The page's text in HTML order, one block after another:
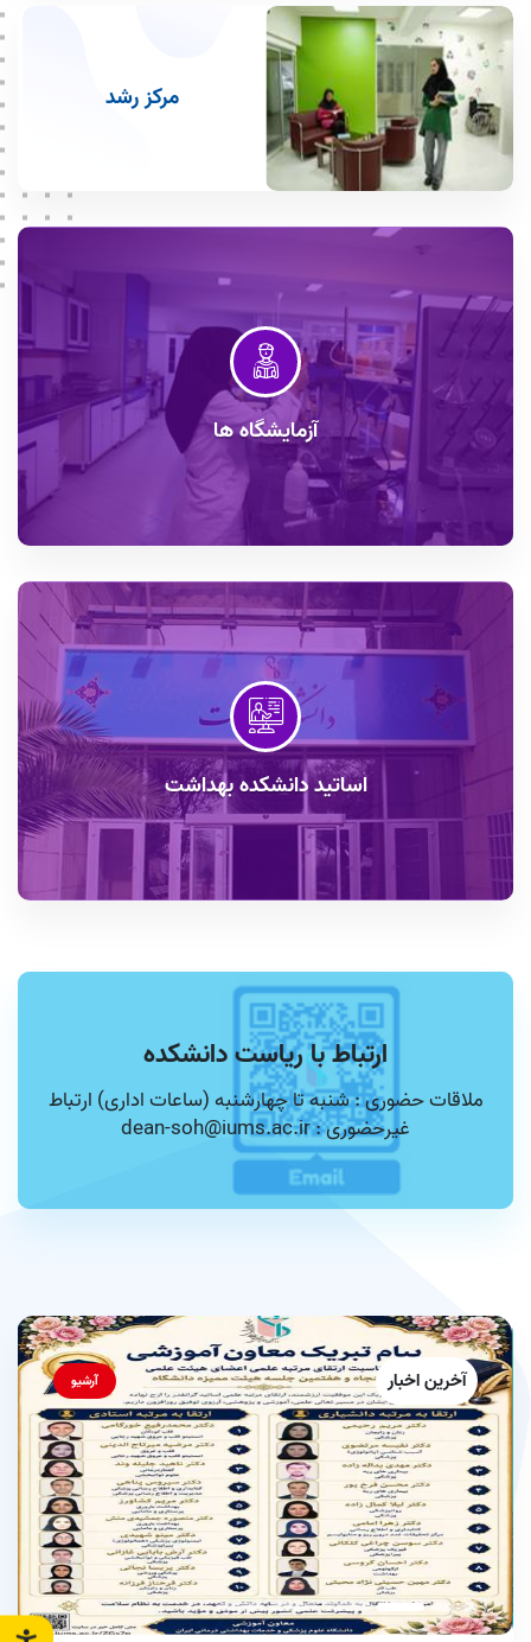
مرکز رشد
آزمایشگاه ها
اساتید دانشکده بهداشت
ارتباط با ریاست دانشکده
ملاقات حضوری : شنبه تا چهارشنبه (ساعات اداری) ارتباط
غیرحضوری : dean-soh@iums.ac.ir
آخرین اخبار آرشیو